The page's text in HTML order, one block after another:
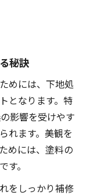
秘訣
めには、下地処
となります。特
影響を受けやす
れます。美観を
めには、塗料の
す。
をしっかり補修